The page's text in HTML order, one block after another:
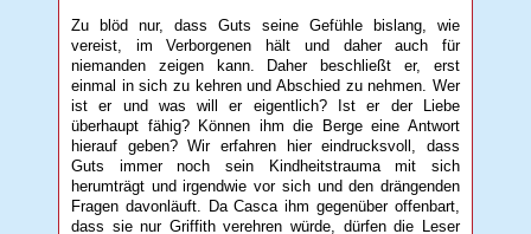
Zu blöd nur, dass Guts seine Gefühle bislang, wie
vereist, im Verborgenen hält und daher auch für
niemanden zeigen kann. Daher beschließt er, erst
einmal in sich zu kehren und Abschied zu nehmen. Wer
ist er und was will er eigentlich? Ist er der Liebe
überhaupt fähig? Können ihm die Berge eine Antwort
hierauf geben? Wir erfahren hier eindrucksvoll, dass
Guts immer noch sein Kindheitstrauma mit sich
herumträgt und irgendwie vor sich und den drängenden
Fragen davonläuft. Da Casca ihm gegenüber offenbart,
dass sie nur Griffith verehren würde, dürfen die Leser